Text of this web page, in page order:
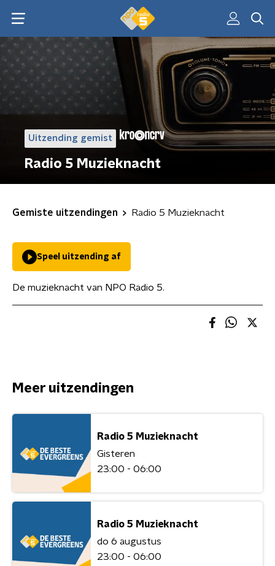
Uitzending gemist
Radio 5 Muzieknacht
Gemiste uitzendingen Radio 5 Muzieknacht
Speel uitzending af
De muzieknacht van NPO Radio 5.
Meer uitzendingen
Radio 5 Muzieknacht
Gisteren
23:00 - 06:00
Radio 5 Muzieknacht
do 6 augustus
23:00 - 06:00